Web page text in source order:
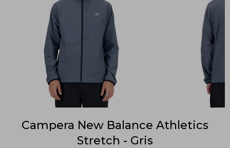
Campera New Balance Athletics
Stretch - Gris